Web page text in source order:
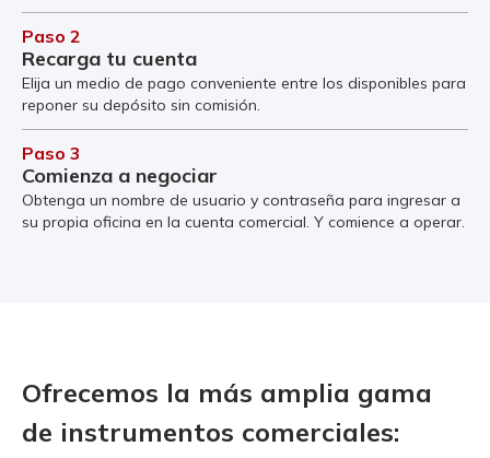
Paso 2
Recarga tu cuenta
Elija un medio de pago conveniente entre los disponibles para
reponer su depósito sin comisión.
Paso 3
Comienza a negociar
Obtenga un nombre de usuario y contraseña para ingresar a
su propia oficina en la cuenta comercial. Y comience a operar.
Ofrecemos la más amplia gama
de instrumentos comerciales: